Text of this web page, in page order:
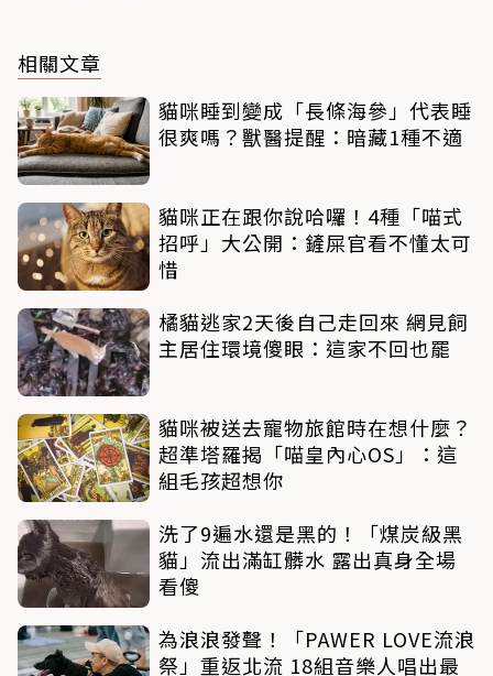
相關文章
貓咪睡到變成「長條海參」代表睡
很爽嗎？獸醫提醒：暗藏1種不適
貓咪正在跟你說哈囉！4種「喵式
招呼」大公開：鏟屎官看不懂太可
惜
橘貓逃家2天後自己走回來 網見飼
主居住環境傻眼：這家不回也罷
貓咪被送去寵物旅館時在想什麼？
超準塔羅揭「喵皇內心OS」：這
組毛孩超想你
洗了9遍水還是黑的！「煤炭級黑
貓」流出滿缸髒水 露出真身全場
看傻
為浪浪發聲！「PAWER LOVE流浪
祭」重返北流 18組音樂人唱出最